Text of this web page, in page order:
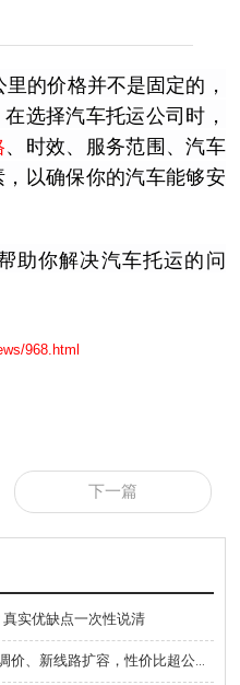
的价格并不是固定的，
选择汽车托运公司时，
、时效、服务范围、汽车
以确保你的汽车能够安
助你解决汽车托运的问
968.html
下一篇
实优缺点一次性说清
6年铁路汽车托运价格更新！多线调价、新线路扩容，性价比超公路大板车